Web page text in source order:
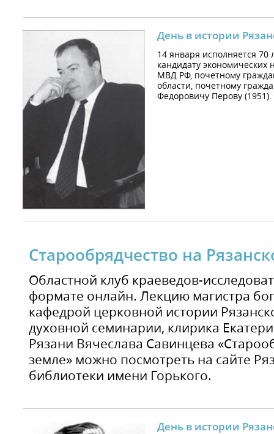
День в истории
14 января исполняется 70
кандидату экономических
МВД РФ, почетному
области, почетному
Федоровичу Перову (1951).
Старообрядчество на
Областной клуб краеведов-
формате онлайн. Лекцию магистра
кафедрой церковной истории
духовной семинарии, клирика
Рязани Вячеслава Савинцева
земле» можно посмотреть на сайте
библиотеки имени Горького.
День в истории